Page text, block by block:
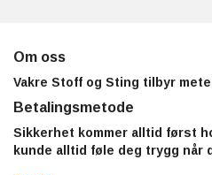
Om oss
Vakre Stoff og Sting tilbyr
Betalingsmetode
Sikkerhet kommer alltid først
kunde alltid føle deg trygg når